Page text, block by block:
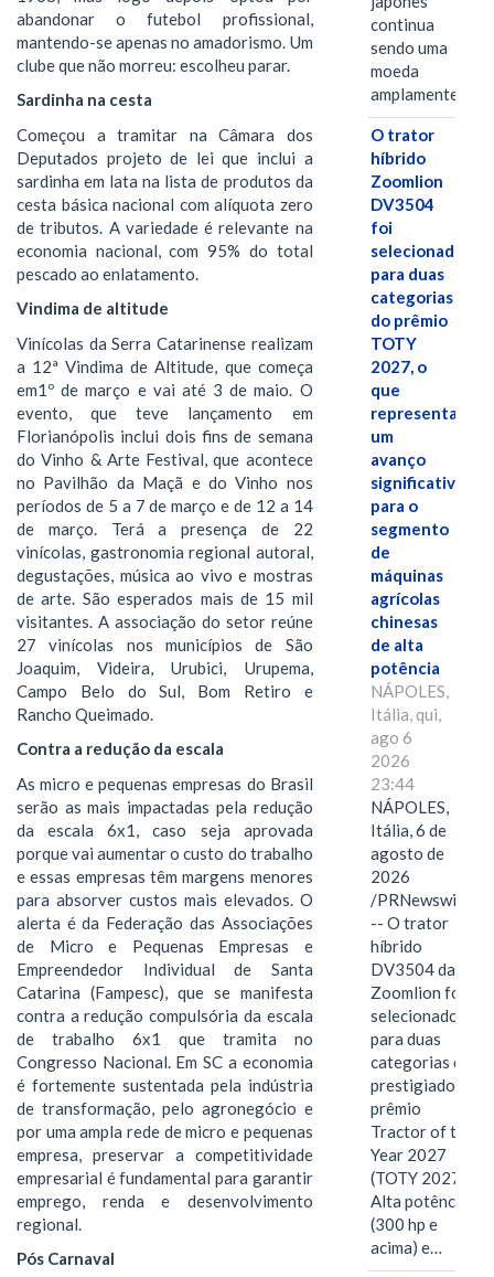
abandonar o futebol profissional,
mantendo-se apenas no amadorismo. Um
clube que não morreu: escolheu parar.
Sardinha na cesta
Começou a tramitar na Câmara dos
Deputados projeto de lei que inclui a
sardinha em lata na lista de produtos da
cesta básica nacional com alíquota zero
de tributos. A variedade é relevante na
economia nacional, com 95% do total
pescado ao enlatamento.
Vindima de altitude
Vinícolas da Serra Catarinense realizam
a 12ª Vindima de Altitude, que começa
em1º de março e vai até 3 de maio. O
evento, que teve lançamento em
Florianópolis inclui dois fins de semana
do Vinho & Arte Festival, que acontece
no Pavilhão da Maçã e do Vinho nos
períodos de 5 a 7 de março e de 12 a 14
de março. Terá a presença de 22
vinícolas, gastronomia regional autoral,
degustações, música ao vivo e mostras
de arte. São esperados mais de 15 mil
visitantes. A associação do setor reúne
27 vinícolas nos municípios de São
Joaquim, Videira, Urubici, Urupema,
Campo Belo do Sul, Bom Retiro e
Rancho Queimado.
Contra a redução da escala
As micro e pequenas empresas do Brasil
serão as mais impactadas pela redução
da escala 6x1, caso seja aprovada
porque vai aumentar o custo do trabalho
e essas empresas têm margens menores
para absorver custos mais elevados. O
alerta é da Federação das Associações
de Micro e Pequenas Empresas e
Empreendedor Individual de Santa
Catarina (Fampesc), que se manifesta
contra a redução compulsória da escala
de trabalho 6x1 que tramita no
Congresso Nacional. Em SC a economia
é fortemente sustentada pela indústria
de transformação, pelo agronegócio e
por uma ampla rede de micro e pequenas
empresa, preservar a competitividade
empresarial é fundamental para garantir
emprego, renda e desenvolvimento
regional.
Pós Carnaval
continua
sendo uma
moeda
amplamente…
O trator
híbrido
Zoomlion
DV3504
foi
selecionado
para duas
categorias
do prêmio
TOTY
2027, o
que
representa
um
avanço
significativo
para o
segmento
de
máquinas
agrícolas
chinesas
de alta
potência
NÁPOLES,
Itália, qui,
ago 6
2026
23:44
NÁPOLES,
Itália, 6 de
agosto de
2026
/PRNewswire/
-- O trator
híbrido
DV3504 da
Zoomlion foi
selecionado
para duas
categorias do
prestigiado
prêmio
Tractor of the
Year 2027
(TOTY 2027:
Alta potência
(300 hp e
acima) e…